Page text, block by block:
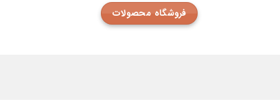
فروشگاه محصولات